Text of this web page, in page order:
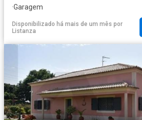
·Garagem
Disponibilizado há mais de um mês por
Listanza